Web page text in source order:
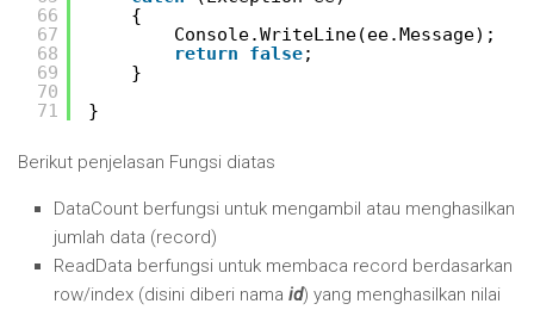
66
67
68
69
70
71
{
Console.WriteLine(ee.Message);
return
false;
}
}
Berikut penjelasan Fungsi diatas
DataCount berfungsi untuk mengambil atau menghasilkan
jumlah data (record)
ReadData berfungsi untuk membaca record berdasarkan
row/index (disini diberi nama id) yang menghasilkan nilai